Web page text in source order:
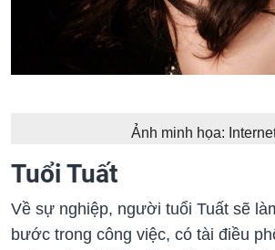
Ảnh minh họa:
Tuổi Tuất
Về sự nghiệp, người tuổi Tuất sẽ
bước trong công việc, có tài điều